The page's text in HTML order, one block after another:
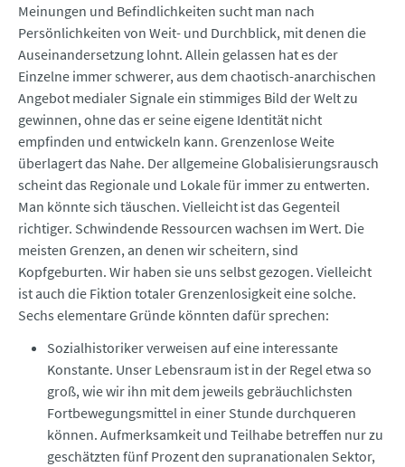
Meinungen und Befindlichkeiten sucht man nach
Persönlichkeiten von Weit- und Durchblick, mit denen die
Auseinandersetzung lohnt. Allein gelassen hat es der
Einzelne immer schwerer, aus dem chaotisch-anarchischen
Angebot medialer Signale ein stimmiges Bild der Welt zu
gewinnen, ohne das er seine eigene Identität nicht
empfinden und entwickeln kann. Grenzenlose Weite
überlagert das Nahe. Der allgemeine Globalisierungsrausch
scheint das Regionale und Lokale für immer zu entwerten.
Man könnte sich täuschen. Vielleicht ist das Gegenteil
richtiger. Schwindende Ressourcen wachsen im Wert. Die
meisten Grenzen, an denen wir scheitern, sind
Kopfgeburten. Wir haben sie uns selbst gezogen. Vielleicht
ist auch die Fiktion totaler Grenzenlosigkeit eine solche.
Sechs elementare Gründe könnten dafür sprechen:
Sozialhistoriker verweisen auf eine interessante
Konstante. Unser Lebensraum ist in der Regel etwa so
groß, wie wir ihn mit dem jeweils gebräuchlichsten
Fortbewegungsmittel in einer Stunde durchqueren
können. Aufmerksamkeit und Teilhabe betreffen nur zu
geschätzten fünf Prozent den supranationalen Sektor,